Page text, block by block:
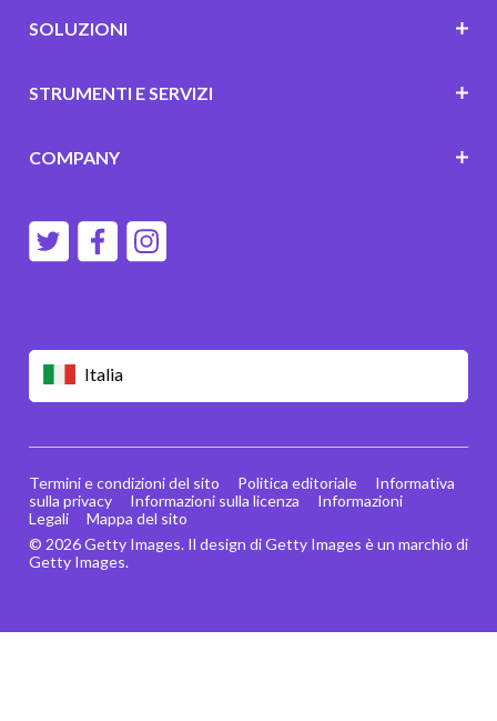
Italia
SOLUZIONI
STRUMENTI E SERVIZI
COMPANY
© 2026 Getty Images. Il design di Getty Images è un marchio di
Getty Images.
Termini e condizioni del sito Politica editoriale
Informativa
sulla privacy
Informazioni sulla licenza
Informazioni
Legali
Mappa del sito